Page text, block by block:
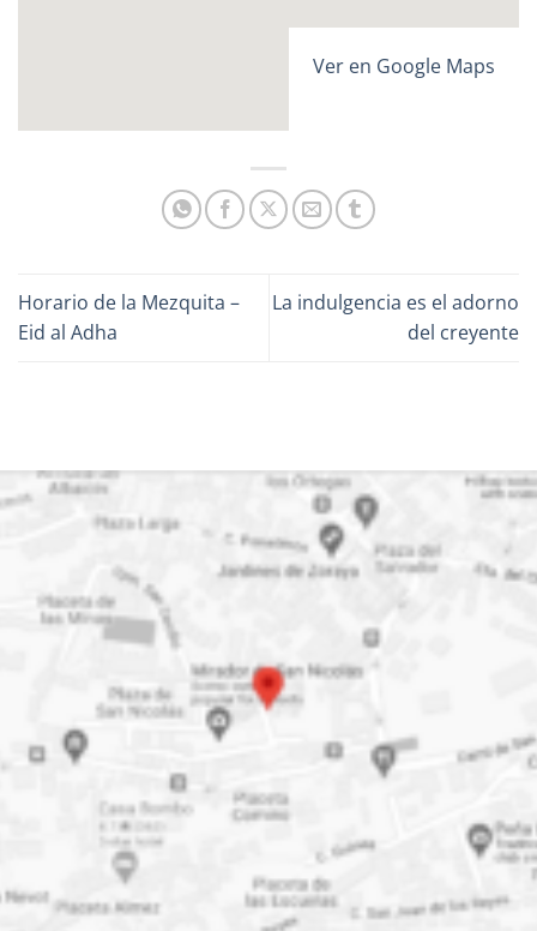
Ver en Google Maps
Horario de la Mezquita –
Eid al Adha
La indulgencia es el adorno
del creyente